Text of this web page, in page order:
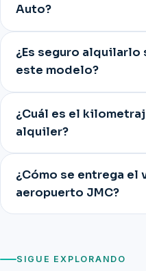
Auto?
¿Es seguro alquilarlo
este modelo?
¿Cuál es el
alquiler?
¿Cómo se entrega el
aeropuerto JMC?
SIGUE EXPLORANDO